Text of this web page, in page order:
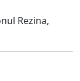
Rezina,